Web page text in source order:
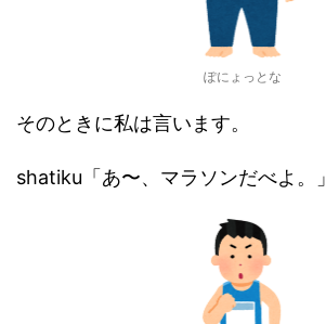
ぽにょっとな
そのときに私は言います。
shatiku「あ〜、マラソンだべよ。」